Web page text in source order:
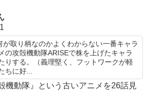
が取り柄なのかよくわからない一番キャラ
の攻殻機動隊ARISEで株を上げたキャラ
りする。（義理堅く、フットワークが軽
ちに好...
機動隊』という古いアニメを26話見